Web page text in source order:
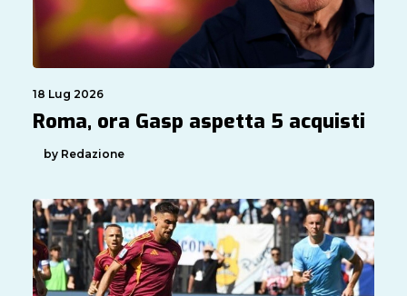
18 Lug 2026
Roma, ora Gasp aspetta 5 acquisti
by Redazione